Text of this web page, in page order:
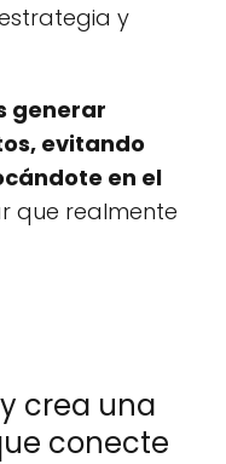
y
generar
evitando
en el
que realmente
crea una
conecte